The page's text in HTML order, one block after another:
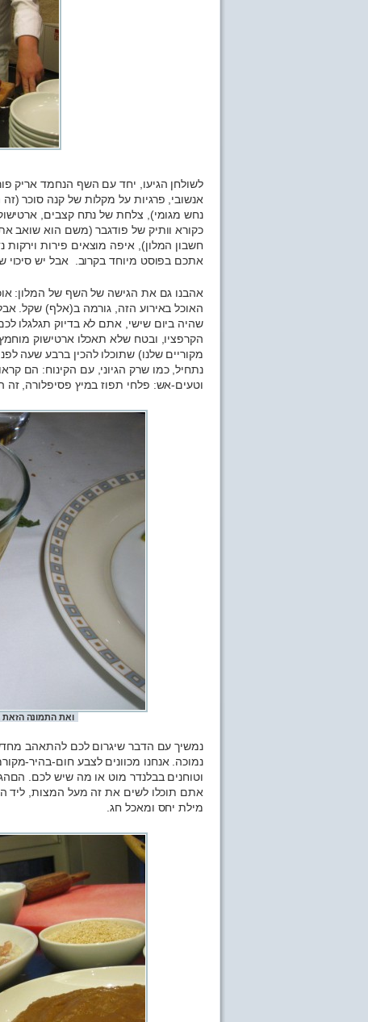
לשולחן הגיעו, יחד עם השף הנחמד אריק
אנשובי, פרגיות על מקלות של קנה סוכר
נחש מגומי), צלחת של נתח קצבים,
כקורא וותיק של פודגבר (משם הוא שואב
חשבון המלון), איפה מוצאים פירות
אתכם בפוסט מיוחד בקרוב. אבל יש סיכוי
אהבנו גם את הגישה של השף של המלון:
האוכל באירוע הזה, גורמה ב(אלף) שקל.
שהיה ביום שישי, אתם לא בדיוק תגלגלו
הקרפציו, ובטח שלא תאכלו ארטישוק
מקוריים שלנו) שתוכלו להכין ברבע שעה
נתחיל, כמו שרק הגיוני, עם הקינוח: הם
וטעים-אש: פלחי תפוז במיץ פסיפלורה,
ואת התמונה
נמשיך עם הדבר שיגרום לכם להתאהב
נמוכה. אנחנו מכוונים לצבע חום-בהיר-
וטוחנים בבלנדר מוט או מה שיש לכם.
אתם תוכלו לשים את זה מעל המצות, ליד
מילת יחס ומאכל חג.